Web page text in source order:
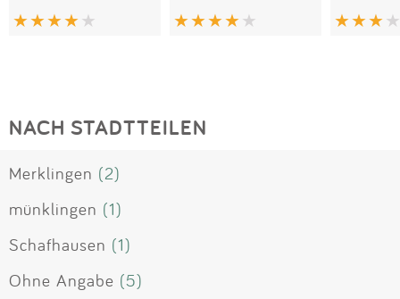
NACH STADTTEILEN
Merklingen (2)
münklingen (1)
Schafhausen (1)
Ohne Angabe (5)